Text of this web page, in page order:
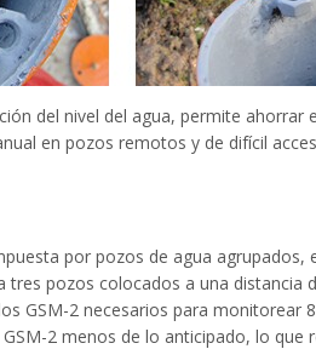
del nivel del agua, permite ahorrar
en pozos remotos y de difícil
por pozos de agua agrupados,
pozos colocados a una distancia
GSM-2 necesarios para monitorear
2 menos de lo anticipado, lo que